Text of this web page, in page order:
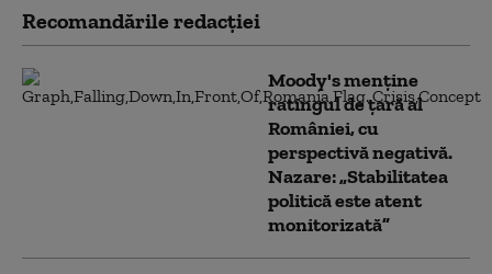
Recomandările redacţiei
Moody's menține
ratingul de țară al
României, cu
perspectivă negativă.
Nazare: „Stabilitatea
politică este atent
monitorizată”